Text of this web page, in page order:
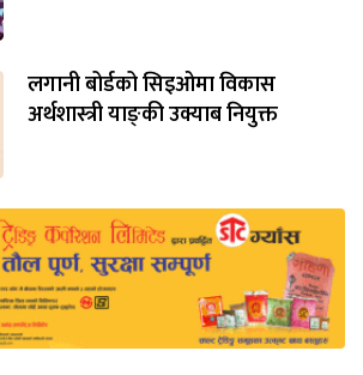
लगानी बोर्डको सिइओमा विकास
अर्थशास्त्री याङ्‌की उक्याब नियुक्त